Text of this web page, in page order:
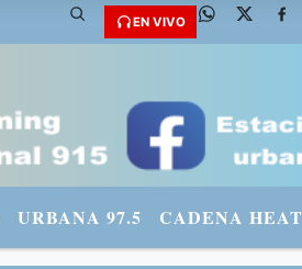
EN VIVO
URBANA 97.5 CADENA HEAT